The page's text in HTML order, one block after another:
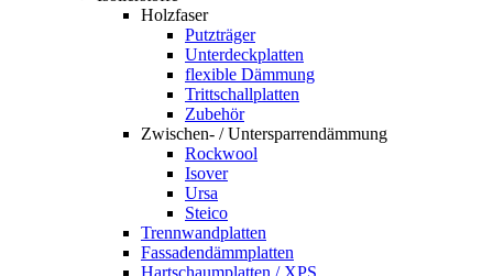
Holzfaser
Putzträger
Unterdeckplatten
flexible Dämmung
Trittschallplatten
Zubehör
Zwischen- / Untersparrendämmung
Rockwool
Isover
Ursa
Steico
Trennwandplatten
Fassadendämmplatten